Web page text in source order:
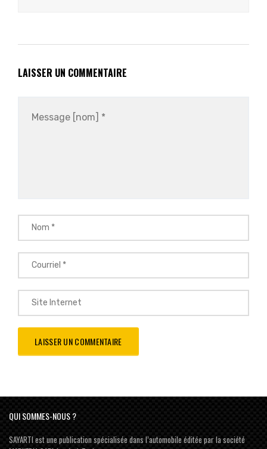
LAISSER UN COMMENTAIRE
QUI SOMMES-NOUS ?
SAYARTI est une publication spécialisée dans l’automobile éditée par la société